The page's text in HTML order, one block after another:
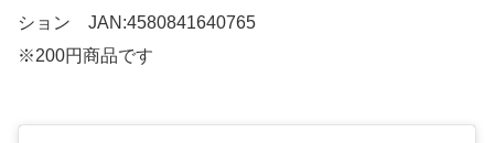
ション JAN:4580841640765
※200円商品です